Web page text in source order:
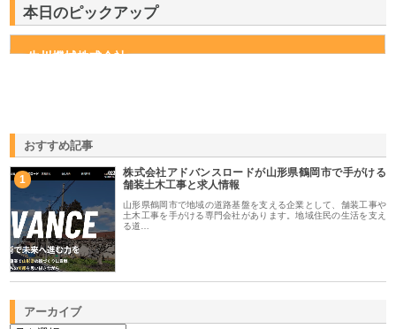
本日のピックアップ
生川機械株式会社
おすすめ記事
1
株式会社アドバンスロードが山形県鶴岡市で手がける
舗装土木工事と求人情報
山形県鶴岡市で地域の道路基盤を支える企業として、舗装工事や
土木工事を手がける専門会社があります。地域住民の生活を支え
る道…
アーカイブ